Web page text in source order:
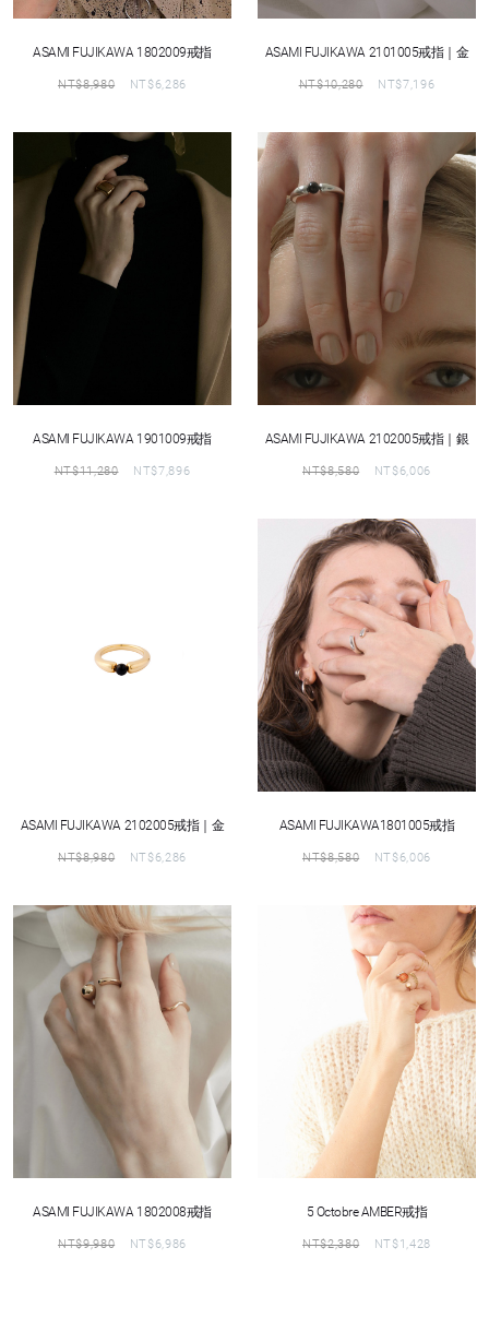
ASAMI FUJIKAWA 1802009戒指
NT$8,980 NT$6,286
ASAMI FUJIKAWA 2101005戒指｜金
NT$10,280 NT$7,196
ASAMI FUJIKAWA 1901009戒指
NT$11,280 NT$7,896
ASAMI FUJIKAWA 2102005戒指｜銀
NT$8,580 NT$6,006
ASAMI FUJIKAWA 2102005戒指｜金
NT$8,980 NT$6,286
ASAMI FUJIKAWA1801005戒指
NT$8,580 NT$6,006
ASAMI FUJIKAWA 1802008戒指
NT$9,980 NT$6,986
5 Octobre AMBER戒指
NT$2,380 NT$1,428